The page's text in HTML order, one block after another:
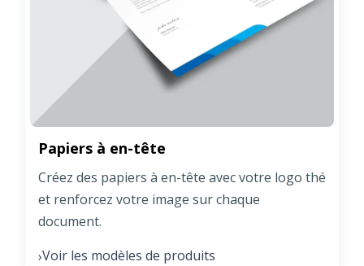
Papiers à en-tête
Créez des papiers à en-tête avec votre logo thé
et renforcez votre image sur chaque
document.
›Voir les modèles de produits